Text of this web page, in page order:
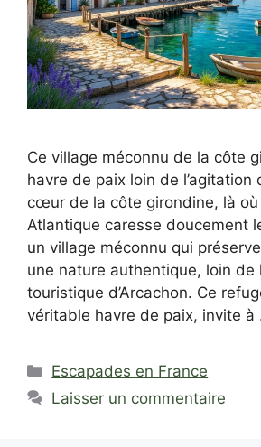
Ce village méconnu de la côte
havre de paix loin de l’agitation
cœur de la côte girondine, là où
Atlantique caresse doucement
un village méconnu qui
une nature authentique, loin de
touristique d’Arcachon. Ce
véritable havre de paix, invite à
Catégories
Escapades en France
Laisser un commentaire